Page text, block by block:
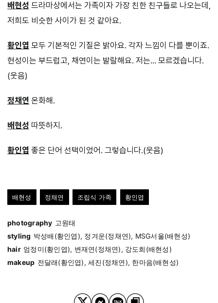
배현성 드라마상에서는 가족이자 가장 친한 친구들로 나오는데,
저희도 비슷한 사이가 된 것 같아요.
황인엽 모두 기본적인 기질은 밝아요. 각자 느낌이 다를 뿐이죠.
현성이는 부드럽고, 채연이는 발랄해요. 저는… 모르겠습니다.
(웃음)
정채연 온화해.
배현성 따뜻하지.
황인엽 좋은 단어 선택이었어. 그렇습니다.(웃음)
배현성 정채연 조립식 가족 황인엽
photography 고원태
styling 박성배(황인엽), 정겨운(정채연), MSG서울(배현성)
hair 엄정미(황인엽), 변재연(정채연), 강도희(배현성)
makeup 전달래(황인엽), 세진(정채연), 한마음(배현성)